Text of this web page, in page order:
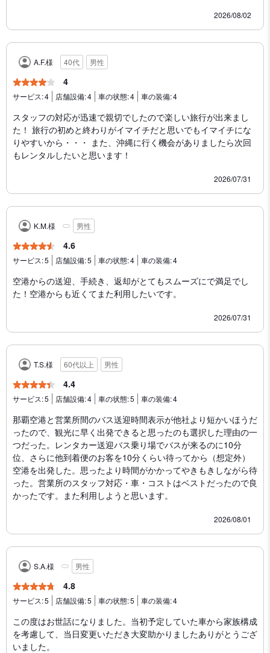
2026/08/02
A.F.様 40代 男性
4
サービス:4 店舗設備:4 車の状態:4 車の装備:4
スタッフの対応が迅速で親切でしたので楽しい旅行が出来まし
た！ 旅行の初めと終わりがイマイチだと思いでもイマイチにな
りやすいから・・・ また、沖縄に行く機会がありましたら次回
もレンタルしたいと思います！
2026/07/31
K.M.様 男性
4.6
サービス:5 店舗設備:5 車の状態:4 車の装備:4
空港からの送迎、手続き、返却がとてもスムーズにで満足でし
た！空港からも近くてまた利用したいです。
2026/07/31
T.S.様 60代以上 男性
4.4
サービス:5 店舗設備:4 車の状態:5 車の装備:4
那覇空港と営業所間のバス送迎時間表示が他社より短かいほうだ
ったので、観光に早く出発できると思ったのも選択した理由の一
つだった。レンタカー送迎バス乗り場でバスが来るのに10分
位、さらに他到着便のお客を10分くらい待ってから（想定外）
空港を出発した。思ったより時間がかかってやきもきしながら待
った。営業所のスタッフ対応・車・コストはベストだったので良
かったです。また利用しようと思います。
2026/08/01
S.A.様 男性
4.8
サービス:5 店舗設備:5 車の状態:5 車の装備:4
この度はお世話になりました。当初予定していた車から家族構成
を考慮して、当日変更いただき大変助かりましたありがとうござ
いました。